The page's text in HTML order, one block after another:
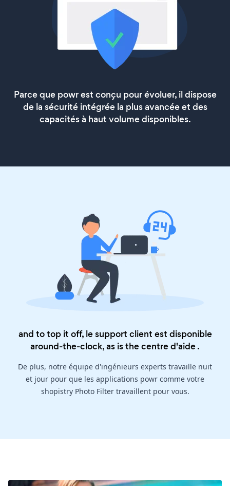
Parce que powr est conçu pour évoluer, il dispose
de la sécurité intégrée la plus avancée et des
capacités à haut volume disponibles.
and to top it off, le support client est disponible
around-the-clock, as is thecentre d'aide.
De plus, notre équipe d'ingénieurs experts travaille nuit
et jour pour que les applications powr comme votre
shopistry Photo Filter travaillent pour vous.